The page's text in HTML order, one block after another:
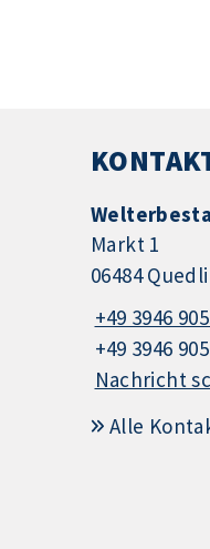
Markt 1
06484
+49 3946
+49 3946
Nachricht
Alle